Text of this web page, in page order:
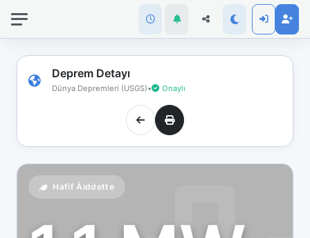
Deprem Detayı
Dünya Depremleri (USGS)• Onaylı
Hafif Åiddette
bağlantınız
koptu!
Çevrimdışı
moddasınız.